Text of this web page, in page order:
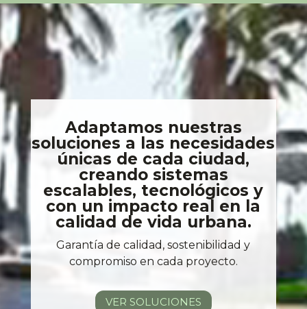
Adaptamos nuestras
soluciones a las necesidades
únicas de cada ciudad,
creando sistemas
escalables, tecnológicos y
con un impacto real en la
calidad de vida urbana.
Garantía de calidad, sostenibilidad y
compromiso en cada proyecto.
VER SOLUCIONES